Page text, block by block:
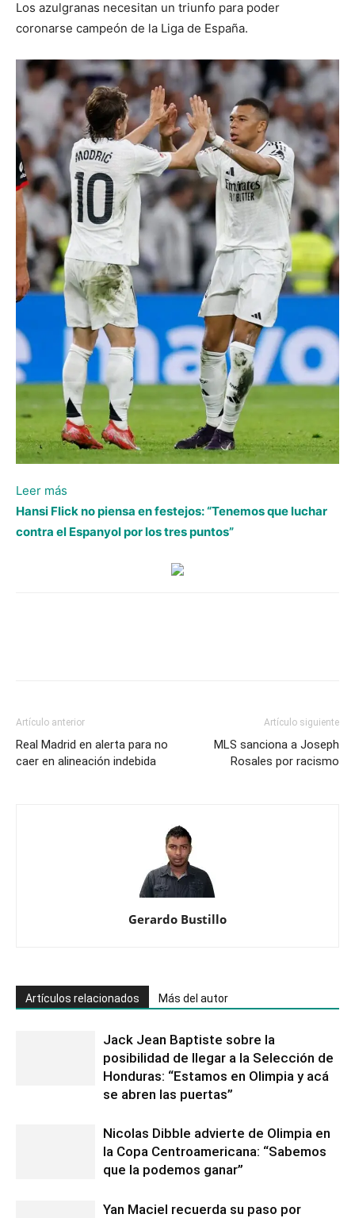
Los azulgranas necesitan un triunfo para poder
coronarse campeón de la Liga de España.
Leer más
Real
Madrid
evita
que
Barcelona
Hansi Flick no piensa en festejos: “Tenemos que luchar
contra el Espanyol por los tres puntos”
Artículo anterior
Real Madrid en alerta para no
caer en alineación indebida
Artículo siguiente
MLS sanciona a Joseph
Rosales por racismo
Gerardo Bustillo
Artículos relacionados Más del autor
Jack Jean Baptiste sobre la
posibilidad de llegar a la Selección de
Honduras: “Estamos en Olimpia y acá
se abren las puertas”
Nicolas Dibble advierte de Olimpia en
la Copa Centroamericana: “Sabemos
que la podemos ganar”
Yan Maciel recuerda su paso por